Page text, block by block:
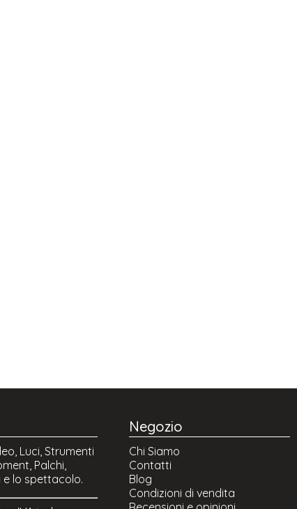
Luci, Strumenti
Palchi,
e lo spettacolo.
Negozio
Chi Siamo
Contatti
Blog
Condizioni di vendita